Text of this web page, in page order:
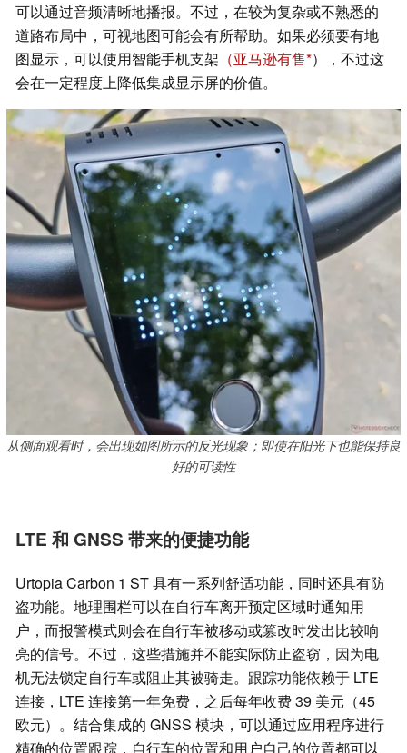
可以通过音频清晰地播报。不过，在较为复杂或不熟悉的
道路布局中，可视地图可能会有所帮助。如果必须要有地
图显示，可以使用智能手机支架 （亚马逊有售 ），不过这
会在一定程度上降低集成显示屏的价值。
从侧面观看时，会出现如图所示的反光现象；即使在阳光下也能保持良
好的可读性
LTE 和 GNSS 带来的便捷功能
Urtopia Carbon 1 ST 具有一系列舒适功能，同时还具有防
盗功能。地理围栏可以在自行车离开预定区域时通知用
户，而报警模式则会在自行车被移动或篡改时发出比较响
亮的信号。不过，这些措施并不能实际防止盗窃，因为电
机无法锁定自行车或阻止其被骑走。跟踪功能依赖于 LTE
连接，LTE 连接第一年免费，之后每年收费 39 美元（45
欧元）。结合集成的 GNSS 模块，可以通过应用程序进行
精确的位置跟踪，自行车的位置和用户自己的位置都可以